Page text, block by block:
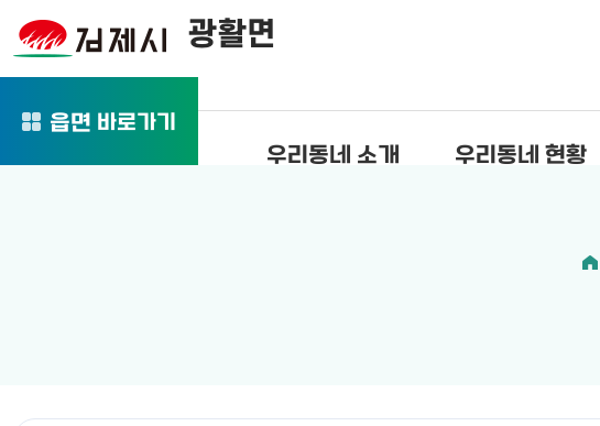
광활면
우리동네 소개 우리동네 현황
읍면 바로가기